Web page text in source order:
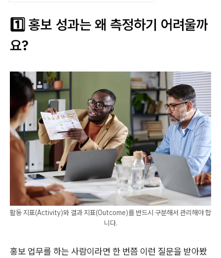
1️⃣ 홍보 성과는 왜 측정하기 어려울까
요?
활동 지표(Activity)와 결과 지표(Outcome)를 반드시 구분해서 관리해야 합
니다.
홍보 업무를 하는 사람이라면 한 번쯤 이런 질문을 받아봤